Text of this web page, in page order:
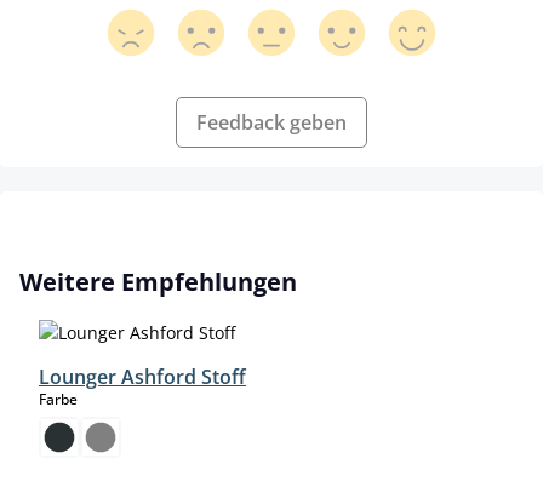
Feedback geben
Produktgalerie überspringen
Weitere Empfehlungen
Lounger Ashford Stoff
Farbeauswählen